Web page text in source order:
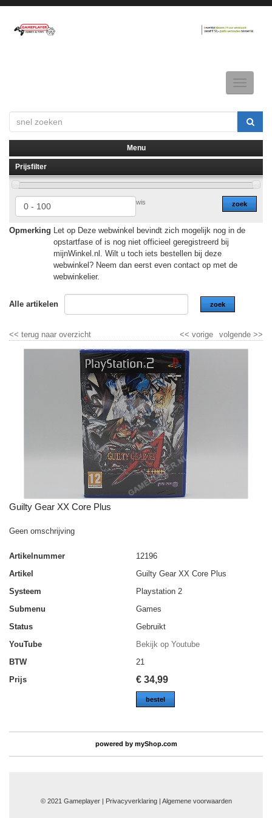
Toggle
▼
▼
Menu
Prijsfilter
zoek
wis
Opmerking Let op Deze webwinkel bevindt zich mogelijk nog in de
opstartfase of is nog niet officieel geregistreerd bij
mijnWinkel.nl. Wilt u toch iets bestellen bij deze
webwinkel? Neem dan eerst even contact op met de
webwinkelier.
Alle artikelen zoek
<< terug naar overzicht volgende >>
<< vorige
Guilty Gear XX Core Plus
Geen omschrijving
Artikelnummer
12196
Artikel
Guilty Gear XX Core Plus
Systeem
Playstation 2
Submenu
Games
Status
Gebruikt
YouTube
Bekijk op Youtube
BTW
21
Prijs
€ 34,99
bestel
powered by myShop.com
© 2021 Gameplayer | Privacyverklaring | Algemene voorwaarden